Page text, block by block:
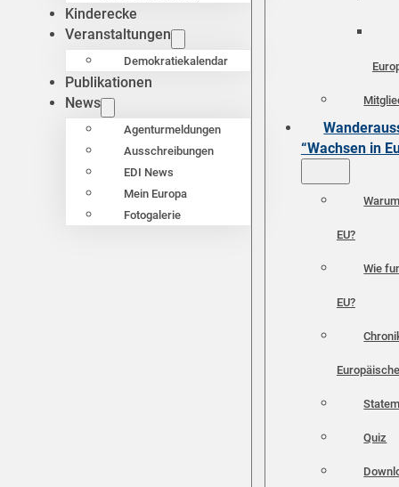
Kinderecke
Veranstaltungen
Demokratiekalendar
Publikationen
News
Agenturmeldungen
Ausschreibungen
EDI News
Mein Europa
Fotogalerie
“Wachsen in
EU?
Wie
EU?
Quiz